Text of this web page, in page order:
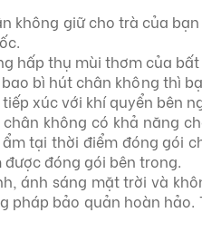
không giữ cho trà của
hấp thụ mùi thơm của
bì hút chân không thì
xúc với khí quyển bên
không có khả năng
tại thời điểm đóng gói
đóng gói bên trong.
ánh sáng mặt trời và
pháp bảo quản hoàn